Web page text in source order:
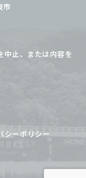
市
中止、または内容を
シーポリシー